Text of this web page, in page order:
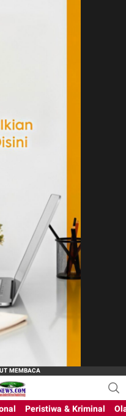
Peristiwa & Kriminal